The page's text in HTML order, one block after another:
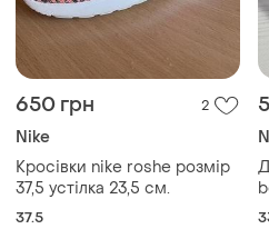
650 грн 2
Nike
Кросівки nike roshe розмір
37,5 устілка 23,5 см.
37.5